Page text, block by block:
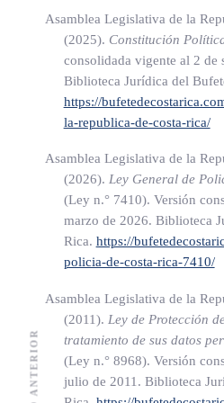
ARTÍCULO 6
Deberes de las personas
examen psicofisiológico de
a) Garantizar y respetar los
consagrados en nuestra
b) Proteger a las personas
honra, sus creencias, bienes y
libertades.
c) A garantizar el derecho a la
y el buen nombre del
d) Respetar la decisión de la
someterse a la prueba.
Asamblea Legislativa de la
(2025). Constitución
consolidada vigente al 2 de
Biblioteca Jurídica del
https://
la-republica-de-costa-rica/
Asamblea Legislativa de la
(2026). Ley General de
(Ley n.° 7410). Versión
marzo de 2026. Biblioteca
Rica. https://
policia-de-costa-rica-7410/
Asamblea Legislativa de la
(2011). Ley de Protección
tratamiento de sus datos
(Ley n.° 8968). Versión
julio de 2011. Biblioteca